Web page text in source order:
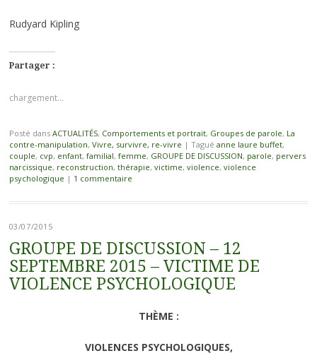
Rudyard Kipling
Partager :
chargement…
Posté dans ACTUALITÉS, Comportements et portrait, Groupes de parole, La
contre-manipulation, Vivre, survivre, re-vivre | Tagué anne laure buffet,
couple, cvp, enfant, familial, femme, GROUPE DE DISCUSSION, parole, pervers
narcissique, reconstruction, thérapie, victime, violence, violence
psychologique | 1 commentaire
03/07/2015
GROUPE DE DISCUSSION – 12
SEPTEMBRE 2015 – VICTIME DE
VIOLENCE PSYCHOLOGIQUE
THÈME :
VIOLENCES PSYCHOLOGIQUES,